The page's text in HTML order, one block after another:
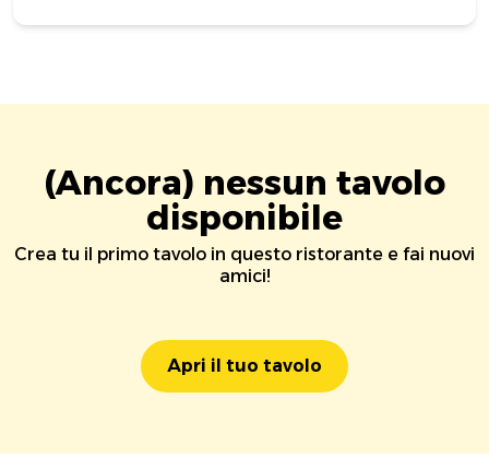
(Ancora) nessun tavolo
disponibile
Crea tu il primo tavolo in questo ristorante e fai nuovi
amici!
Apri il tuo tavolo